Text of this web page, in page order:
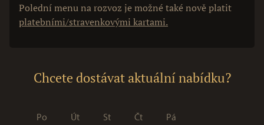
Polední menu na rozvoz je možné také nově platit
platebními/stravenkovými kartami.
Chcete dostávat aktuální nabídku?
Po Út St Čt Pá